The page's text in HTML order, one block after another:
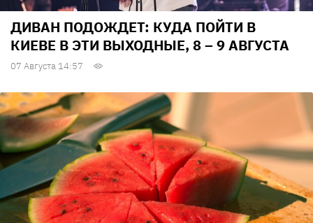
ДИВАН ПОДОЖДЕТ: КУДА ПОЙТИ В
КИЕВЕ В ЭТИ ВЫХОДНЫЕ, 8 – 9 АВГУСТА
07 Августа 14:57